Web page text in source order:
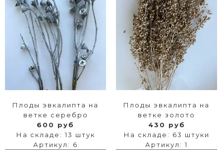
Плоды эвкалипта на
ветке серебро
600 руб
На складе: 13 штук
Артикул: 6
Плоды эвкалипта на
ветке золото
430 руб
На складе: 63 штуки
Артикул: 1